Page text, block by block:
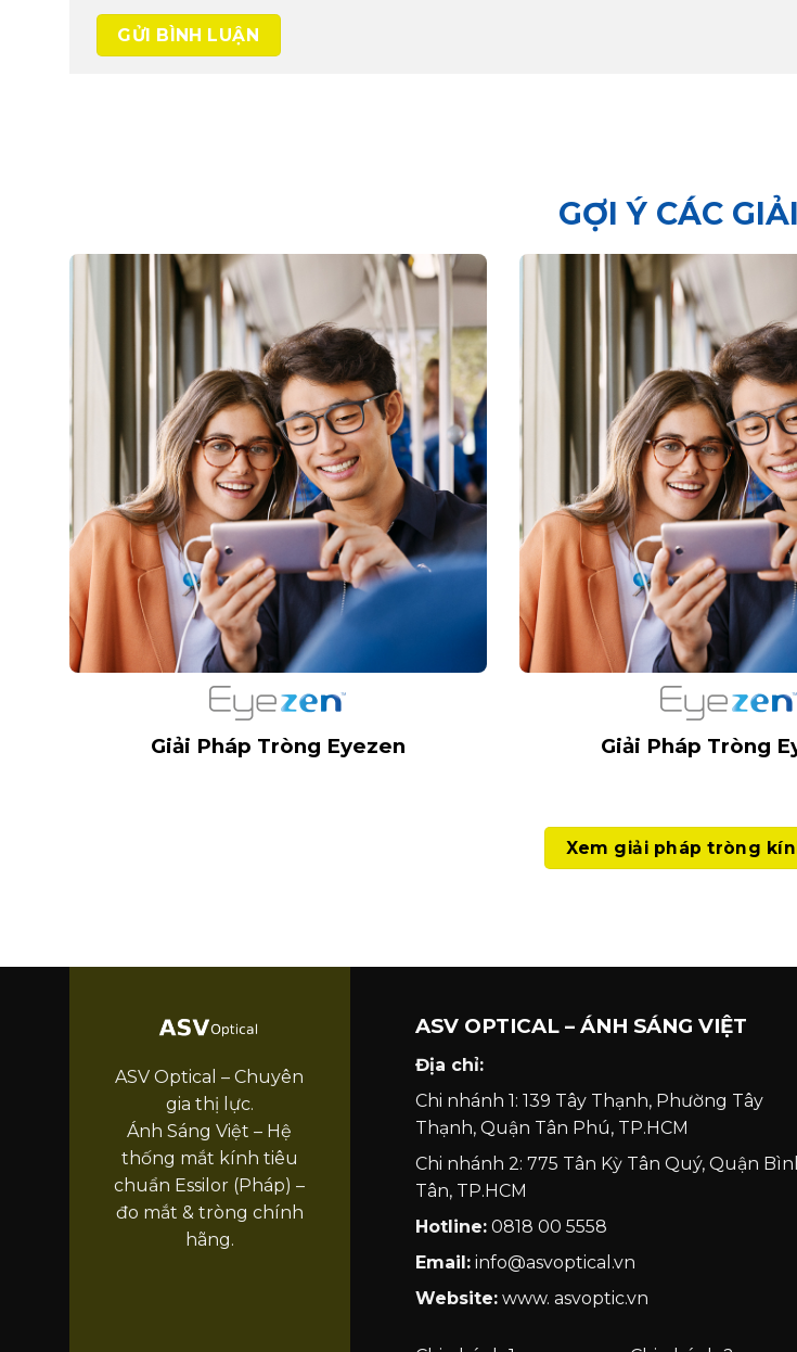
GỢI Ý CÁC
Giải Pháp Tròng Eyezen Giải Pháp Tròng
Xem giải pháp tròng
ASV Optical – Chuyên
gia thị lực.
Ánh Sáng Việt – Hệ
thống mắt kính tiêu
chuẩn Essilor (Pháp) –
đo mắt & tròng chính
hãng.
ASV OPTICAL – ÁNH SÁNG VIỆT
Địa chỉ:
Chi nhánh 1: 139 Tây Thạnh, Phường Tây
Thạnh, Quận Tân Phú, TP.HCM
Chi nhánh 2: 775 Tân Kỳ Tân Quý, Quận
Tân, TP.HCM
Hotline: 0818 00 5558
Email:info@asvoptical.vn
Website:www. asvoptic.vn